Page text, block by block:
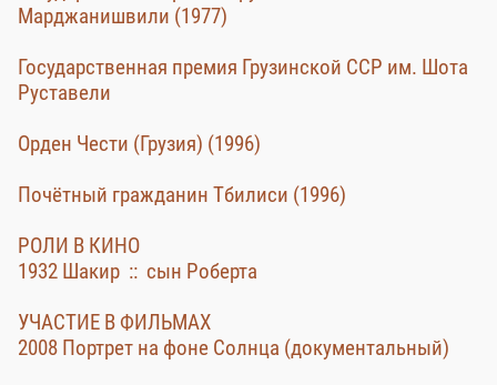
Марджанишвили (1977)
Государственная премия Грузинской ССР им. Шота
Руставели
Орден Чести (Грузия) (1996)
Почётный гражданин Тбилиси (1996)
РОЛИ В КИНО
1932 Шакир :: сын Роберта
УЧАСТИЕ В ФИЛЬМАХ
2008 Портрет на фоне Солнца (документальный)